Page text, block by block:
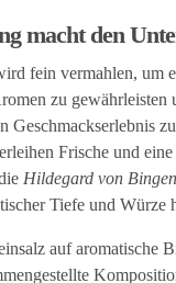
macht den
fein vermahlen, um
zu gewährleisten
Geschmackserlebnis
Frische und eine
Hildegard von Bingen
Tiefe und Würze
auf aromatische